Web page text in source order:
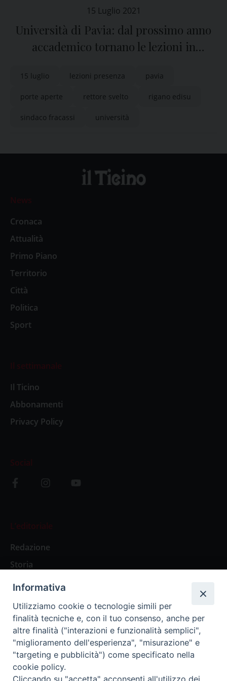
15 Luglio 2021
Università di Pavia: dal prossimo anno
accademico tornano le lezioni in
15 luglio lezioni presenza pavia
porte aperte rettore svelto rigano edisu
sindaco fracassi università
News
Cronaca
Attualità
Primo Piano
Territorio
Città
Politica
Sport
Il settimanale
Il Ticino
Abbonamenti
Privacy Policy
Social
L’editoriale
Redazione
Storia
Abbonamenti
Abbonamento Annuale Digitale
Abbonamento Annuale Cartaceo
Abbonamento Singola Copia Digitale
Informativa
Utilizziamo cookie o tecnologie simili per
finalità tecniche e, con il tuo consenso, anche per
altre finalità ("interazioni e funzionalità semplici",
"miglioramento dell'esperienza", "misurazione" e
"targeting e pubblicità") come specificato nella
cookie policy.